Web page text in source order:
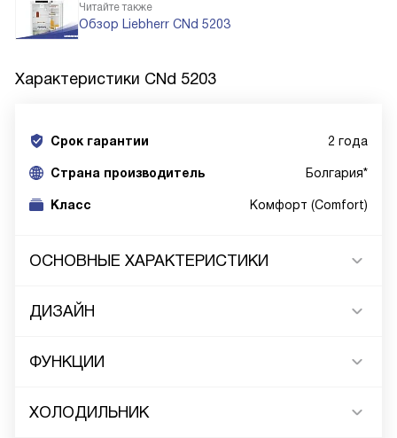
Читайте также
Обзор Liebherr CNd 5203
Характеристики CNd 5203
Срок гарантии 2 года
Cтрана производитель Болгария*
Класс Комфорт (Comfort)
ОСНОВНЫЕ ХАРАКТЕРИСТИКИ
ДИЗАЙН
ФУНКЦИИ
ХОЛОДИЛЬНИК